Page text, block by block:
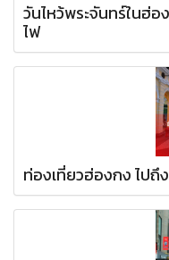
วันไหว้พระจันทร์ในฮ่
ไฟ
ท่องเที่ยวฮ่องกง ไปถึ